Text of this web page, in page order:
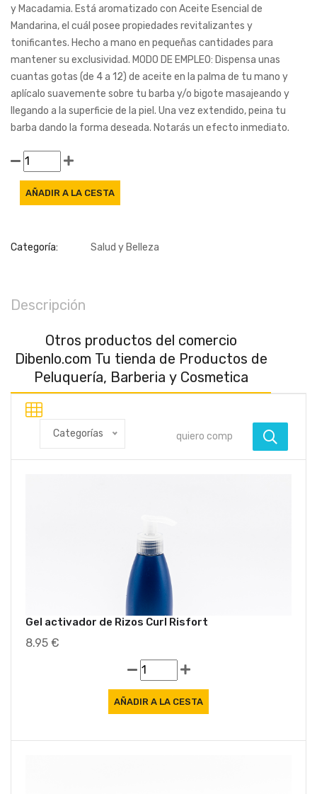
y Macadamia. Está aromatizado con Aceite Esencial de
Mandarina, el cuál posee propiedades revitalizantes y
tonificantes. Hecho a mano en pequeñas cantidades para
mantener su exclusividad. MODO DE EMPLEO: Dispensa unas
cuantas gotas (de 4 a 12) de aceite en la palma de tu mano y
aplícalo suavemente sobre tu barba y/o bigote masajeando y
llegando a la superficie de la piel. Una vez extendido, peina tu
barba dando la forma deseada. Notarás un efecto inmediato.
Categoría: Salud y Belleza
Descripción
Otros productos del comercio
Dibenlo.com Tu tienda de Productos de
Peluquería, Barberia y Cosmetica
Categorías
Gel activador de Rizos Curl Risfort
8.95 €